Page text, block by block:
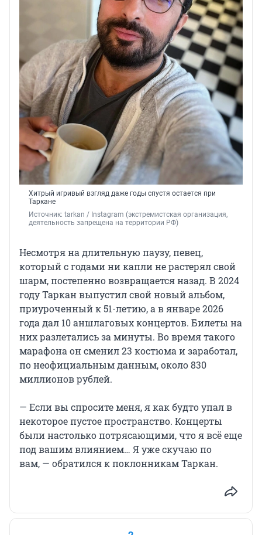
Хитрый игривый взгляд даже годы спустя остается при
Таркане
Источник: tarkan / Instagram (экстремистская организация,
деятельность запрещена на территории РФ)
Несмотря на длительную паузу, певец,
который с годами ни капли не растерял свой
шарм, постепенно возвращается назад. В 2024
году Таркан выпустил свой новый альбом,
приуроченный к 51-летию, а в январе 2026
года дал 10 аншлаговых концертов. Билеты на
них разлетались за минуты. Во время такого
марафона он сменил 23 костюма и заработал,
по неофициальным данным, около 830
миллионов рублей.
— Если вы спросите меня, я как будто упал в
некоторое пустое пространство. Концерты
были настолько потрясающими, что я всё еще
под вашим влиянием… Я уже скучаю по
вам, — обратился к поклонникам Таркан.